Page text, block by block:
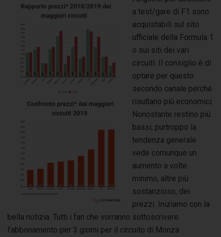
a test/gare di F1 sono
acquistabili sul sito
ufficiale della Formula 1
o sui siti dei vari
circuiti. Il consiglio è di
optare per questo
secondo canale perché
risultano più economici.
Nonostante restino più
bassi, purtroppo la
tendenza generale
vede comunque un
aumento a volte
minimo, altre più
sostanzioso, dei
prezzi. Iniziamo con la
bella notizia. Tutti i fan che vorranno sottoscrivere
l’abbonamento per 3 giorni per il circuito di Monza